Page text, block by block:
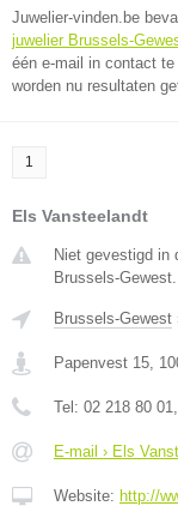
Juwelier-vinden.be
juwelier Brussels-
één e-mail in contact
worden nu resultaten
1
Els Vansteelandt
Niet gevestigd in
Brussels-Gewest.
Brussels-Gewest
Papenvest 15,
Tel: 02 218 80 01
E-mail › Els
Website: http://